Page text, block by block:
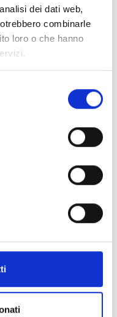
dei dati web,
combinarle
loro o che hanno
Maria Lucia